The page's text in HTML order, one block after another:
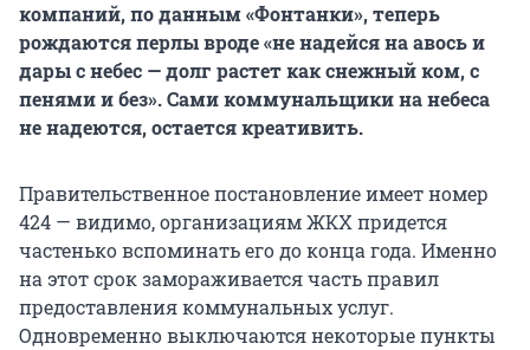
компаний, по данным «Фонтанки», теперь
рождаются перлы вроде «не надейся на авось и
дары с небес — долг растет как снежный ком, с
пенями и без». Сами коммунальщики на небеса
не надеются, остается креативить.
Правительственное постановление имеет номер
424 — видимо, организациям ЖКХ придется
частенько вспоминать его до конца года. Именно
на этот срок замораживается часть правил
предоставления коммунальных услуг.
Одновременно выключаются некоторые пункты